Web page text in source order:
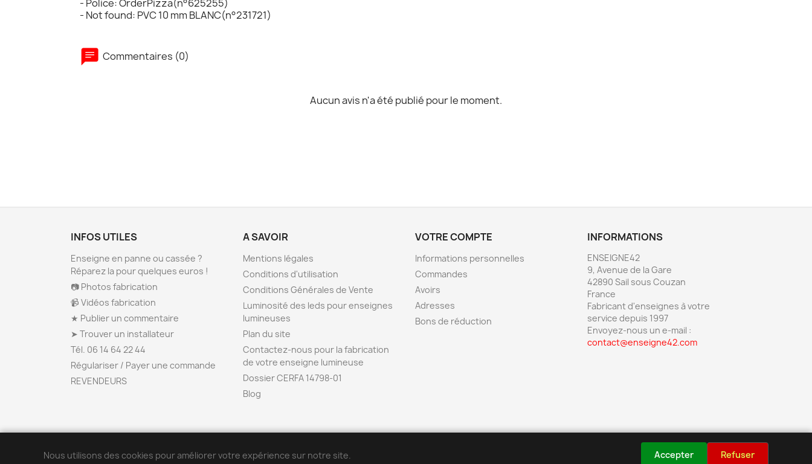
- Police: OrderPizza(n°625255)
- Not found: PVC 10 mm BLANC(n°231721)
Commentaires (0)
Aucun avis n'a été publié pour le moment.
INFOS UTILES
Enseigne en panne ou cassée ?
Réparez la pour quelques euros !
📷 Photos fabrication
📹 Vidéos fabrication
★ Publier un commentaire
➤ Trouver un installateur
Tél. 06 14 64 22 44
Régulariser / Payer une commande
REVENDEURS
A SAVOIR
Mentions légales
Conditions d'utilisation
Conditions Générales de Vente
Luminosité des leds pour enseignes
lumineuses
Plan du site
Contactez-nous pour la fabrication
de votre enseigne lumineuse
Dossier CERFA 14798-01
Blog
VOTRE COMPTE
Informations personnelles
Commandes
Avoirs
Adresses
Bons de réduction
INFORMATIONS
ENSEIGNE42
9, Avenue de la Gare
42890 Sail sous Couzan
France
Fabricant d'enseignes à votre
service depuis 1997
Envoyez-nous un e-mail :
contact@enseigne42.com
Nous utilisons des cookies pour améliorer votre expérience sur notre site. Accepter Refuser